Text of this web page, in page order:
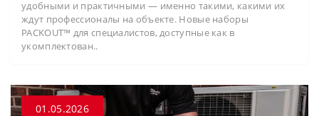
удобными и практичными — именно такими, какими их
ждут профессионалы на объекте. Новые наборы
PACKOUT™ для специалистов, доступные как в
укомплектован..
01.05.2026